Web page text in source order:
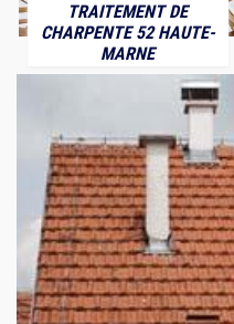
TRAITEMENT DE
CHARPENTE 52 HAUTE-
MARNE